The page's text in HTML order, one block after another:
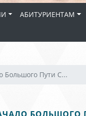
АБИТУРИЕНТАМ
Большого Пути С...